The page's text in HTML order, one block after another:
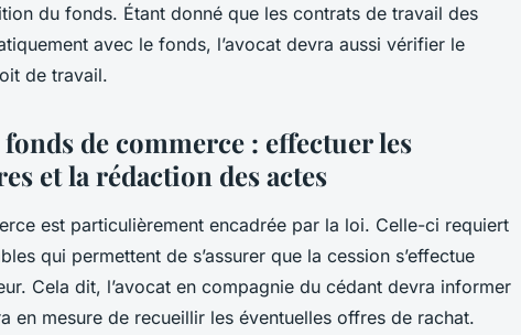
du fonds. Étant donné que les contrats de travail des
avec le fonds, l’avocat devra aussi vérifier le
de travail.
de commerce : effectuer les
et la rédaction des actes
est particulièrement encadrée par la loi. Celle-ci requiert
qui permettent de s’assurer que la cession s’effectue
Cela dit, l’avocat en compagnie du cédant devra informer
en mesure de recueillir les éventuelles offres de rachat.